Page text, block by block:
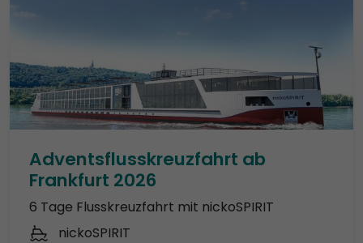
Adventsflusskreuzfahrt ab
Frankfurt 2026
6 Tage Flusskreuzfahrt mit nickoSPIRIT
nickoSPIRIT